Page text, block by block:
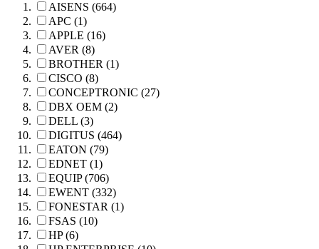
AISENS (664)
APC (1)
APPLE (16)
AVER (8)
BROTHER (1)
CISCO (8)
CONCEPTRONIC (27)
DBX OEM (2)
DELL (3)
DIGITUS (464)
EATON (79)
EDNET (1)
EQUIP (706)
EWENT (332)
FONESTAR (1)
FSAS (10)
HP (6)